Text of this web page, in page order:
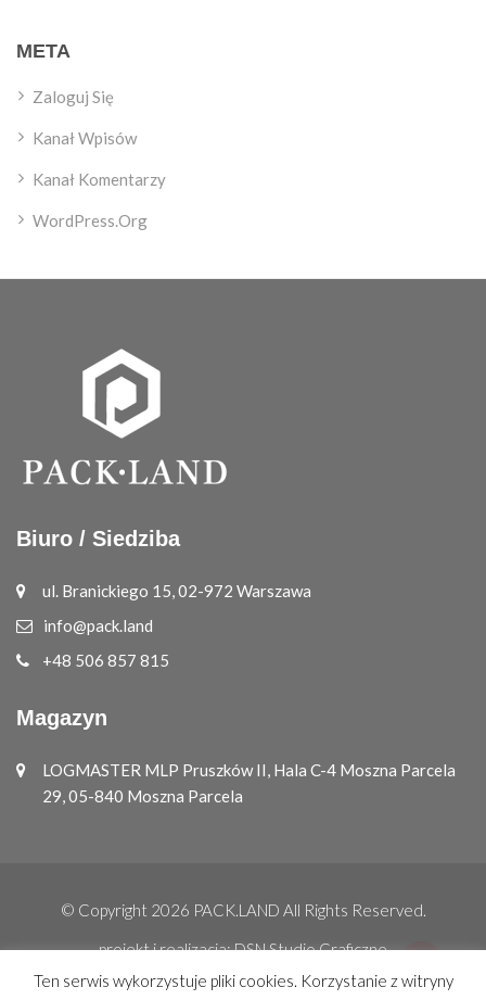
META
Zaloguj Się
Kanał Wpisów
Kanał Komentarzy
WordPress.org
Biuro / Siedziba
ul. Branickiego 15, 02-972 Warszawa
info@pack.land
+48 506 857 815
Magazyn
LOGMASTER MLP Pruszków II, Hala C-4 Moszna Parcela
29, 05-840 Moszna Parcela
© Copyright 2026 PACK.LAND All Rights Reserved.
projekt i realizacja:DSN Studio Graficzne
Ten serwis wykorzystuje pliki cookies. Korzystanie z witryny